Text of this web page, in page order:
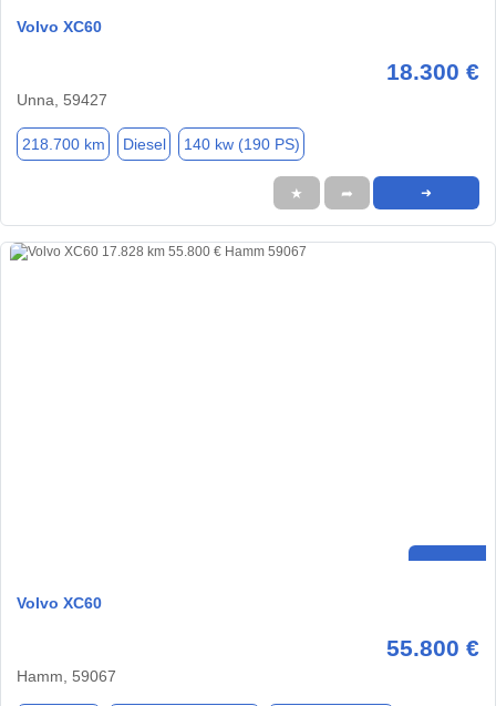
Volvo XC60
18.300 €
Unna, 59427
218.700 km Diesel 140 kw (190 PS)
★ ➦ ➜
Volvo XC60
55.800 €
Hamm, 59067